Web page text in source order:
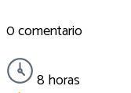
0 comentario
8 horas